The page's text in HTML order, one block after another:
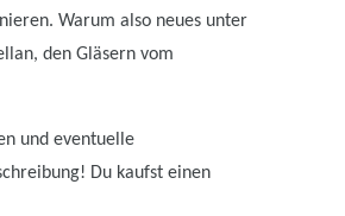
Warum also neues unter
den Gläsern vom
und eventuelle
Du kaufst einen